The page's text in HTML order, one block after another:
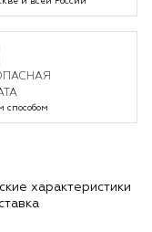
способом
характеристики